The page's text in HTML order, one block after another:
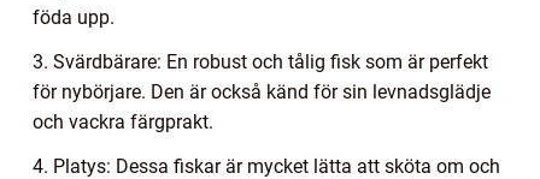
föda upp.
3. Svärdbärare: En robust och tålig fisk som är perfekt
för nybörjare. Den är också känd för sin levnadsglädje
och vackra färgprakt.
4. Platys: Dessa fiskar är mycket lätta att sköta om och